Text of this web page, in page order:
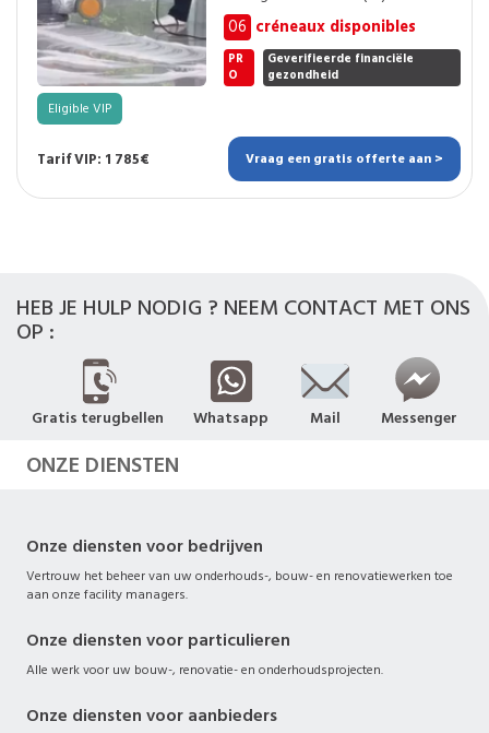
06 créneaux disponibles
PR
O
Geverifieerde financiële
gezondheid
Eligible VIP
Tarif VIP: 1 785€ Vraag een gratis offerte aan >
HEB JE HULP NODIG ? NEEM CONTACT MET ONS
OP :
Gratis terugbellen Whatsapp Mail Messenger
ONZE DIENSTEN
Onze diensten voor bedrijven
Vertrouw het beheer van uw onderhouds-, bouw- en renovatiewerken toe
aan onze facility managers.
Onze diensten voor particulieren
Alle werk voor uw bouw-, renovatie- en onderhoudsprojecten.
Onze diensten voor aanbieders